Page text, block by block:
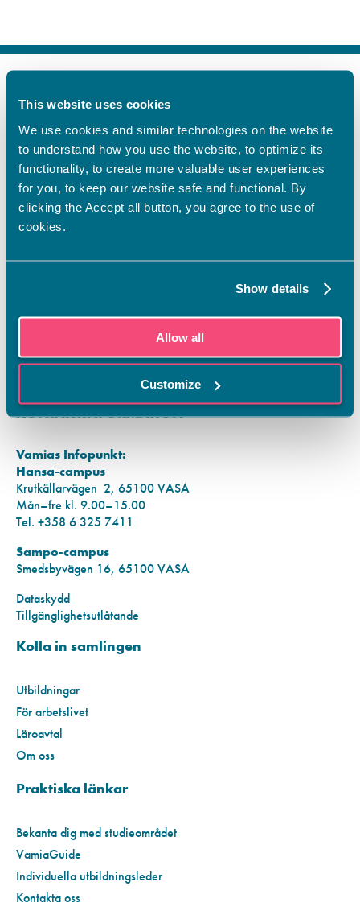
This website uses cookies
We use cookies and similar technologies on the website
to understand how you use the website, to optimize its
functionality, to create more valuable user experiences
for you, to keep our website safe and functional. By
clicking the Accept all button, you agree to the use of
cookies.
Show details
Allow all
Customize
FI
SV
EN
YHTEYSTIEDOT
Vamian Infopiste:
Hansa-kampus
Sepänkyläntie 16, 65100 VAASA
Rekisteriseloste
KONTAKTINFORMATION
Vamias Infopunkt:
Hansa-campus
Krutkällarvägen 2, 65100 VASA
Mån–fre kl. 9.00–15.00
Tel. +358 6 325 7411
Sampo-campus
Smedsbyvägen 16, 65100 VASA
Dataskydd
Tillgänglighetsutlåtande
Kolla in samlingen
Utbildningar
För arbetslivet
Läroavtal
Om oss
Praktiska länkar
Bekanta dig med studieområdet
VamiaGuide
Individuella utbildningsleder
Kontakta oss